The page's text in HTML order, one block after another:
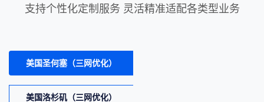
支持个性化定制服务 灵活精准适配各类型业务
美国圣何塞（三网优化）
美国洛杉矶（三网优化）